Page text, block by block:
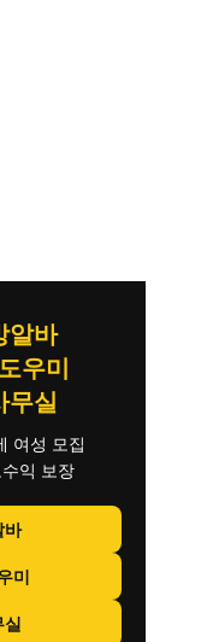
알바
우미
무실
여성 모집
수익 보장
바
미
실